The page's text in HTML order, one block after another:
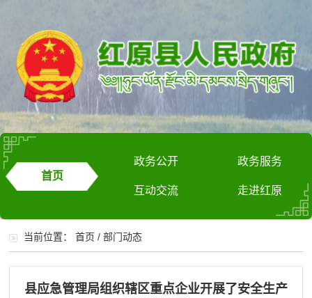
首页
政务公开 政务服务
互动交流 走进红原
当前位置：首页 /部门动态
县应急管理局组织辖区重点企业开展了安全生产